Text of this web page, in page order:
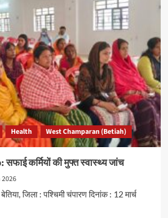
Health West Champaran (Betiah)
कर्मियों की मुफ्त स्वास्थ्य जांच
2026
जिला : पश्चिमी चंपारण दिनांक : 12 मार्च